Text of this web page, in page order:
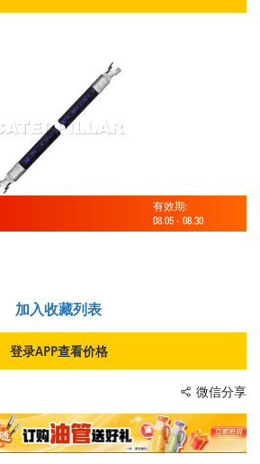
有效期:
08.05 - 08.30
加入收藏列表
登录APP查看价格
微信分享